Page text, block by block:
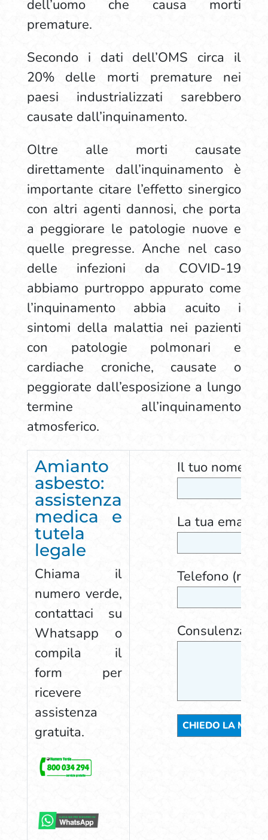
dell’uomo che causa morti
premature.
Secondo i dati dell’OMS circa il
20% delle morti premature nei
paesi industrializzati sarebbero
causate dall’inquinamento.
Oltre alle morti causate
direttamente dall’inquinamento è
importante citare l’effetto sinergico
con altri agenti dannosi, che porta
a peggiorare le patologie nuove e
quelle pregresse. Anche nel caso
delle infezioni da COVID-19
abbiamo purtroppo appurato come
l’inquinamento abbia acuito i
sintomi della malattia nei pazienti
con patologie polmonari e
cardiache croniche, causate o
peggiorate dall’esposizione a lungo
termine all’inquinamento
atmosferico.
Amianto
asbesto:
assistenza
medica e
tutela
legale
Chiama il
numero verde,
contattaci su
Whatsapp o
compila il
form per
ricevere
assistenza
gratuita.
Il tuo nome
La tua email
Telefono
Consulenza